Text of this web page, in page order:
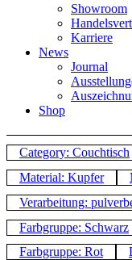
Showroom
Karriere
News
Journal
Shop
Category: Couchtisch
Material: Kupfer
Verarbeitung:
Farbgruppe: Schwarz
Farbgruppe: Rot